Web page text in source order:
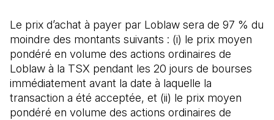
Le prix d’achat à payer par Loblaw sera de 97 % du
moindre des montants suivants : (i) le prix moyen
pondéré en volume des actions ordinaires de
Loblaw à la TSX pendant les 20 jours de bourses
immédiatement avant la date à laquelle la
transaction a été acceptée, et (ii) le prix moyen
pondéré en volume des actions ordinaires de